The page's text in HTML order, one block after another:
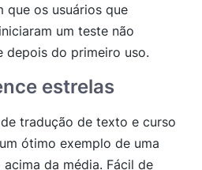
que os usuários que
um teste não
depois do primeiro uso.
estrelas
tradução de texto e curso
ótimo exemplo de uma
acima da média. Fácil de